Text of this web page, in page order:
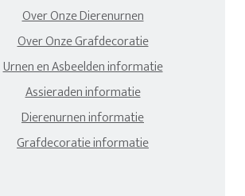
Over Onze Dierenurnen
Over Onze Grafdecoratie
Urnen en Asbeelden informatie
Assieraden informatie
Dierenurnen informatie
Grafdecoratie informatie